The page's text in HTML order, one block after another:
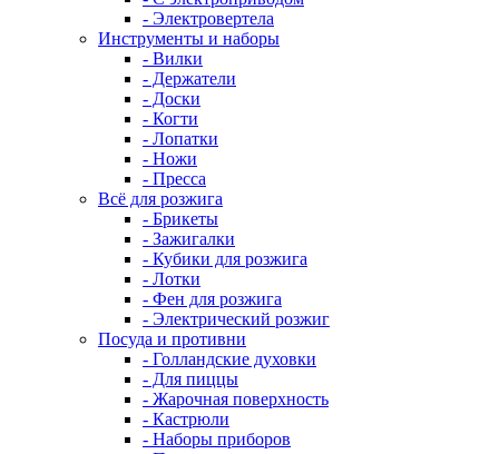
- Электровертела
Инструменты и наборы
- Вилки
- Держатели
- Доски
- Когти
- Лопатки
- Ножи
- Пресса
Всё для розжига
- Брикеты
- Зажигалки
- Кубики для розжига
- Лотки
- Фен для розжига
- Электрический розжиг
Посуда и противни
- Голландские духовки
- Для пиццы
- Жарочная поверхность
- Кастрюли
- Наборы приборов